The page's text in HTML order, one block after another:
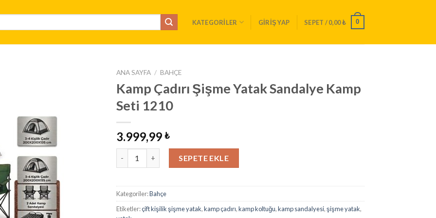
KATEGORILER GIRIŞ YAP SEPET /0,00₺ 0
ANA SAYFA / BAHÇE
Kamp Çadırı Şişme Yatak Sandalye Kamp
Seti 1210
3.999,99 ₺
SEPETE EKLE
Kategoriler:Bahçe
Etiketler:çift kişilik şişme yatak,kamp çadırı,kamp koltuğu,kamp sandalyesi,şişme yatak,